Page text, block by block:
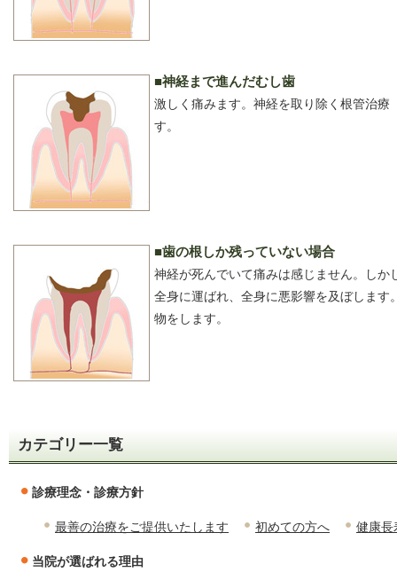
■神経まで進んだむし歯
激しく痛みます。神経を取り除く根管治
す。
■歯の根しか残っていない場合
神経が死んでいて痛みは感じません。し
全身に運ばれ、全身に悪影響を及ぼしま
物をします。
カテゴリー一覧
診療理念・診療方針
最善の治療をご提供いたします 初めての方へ 健康長
当院が選ばれる理由